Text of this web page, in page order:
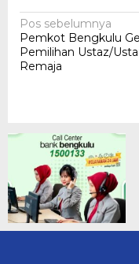
Navigasi
pos
Pos sebelumnya
Pemkot Bengkulu
Pemilihan Ustaz/
Remaja